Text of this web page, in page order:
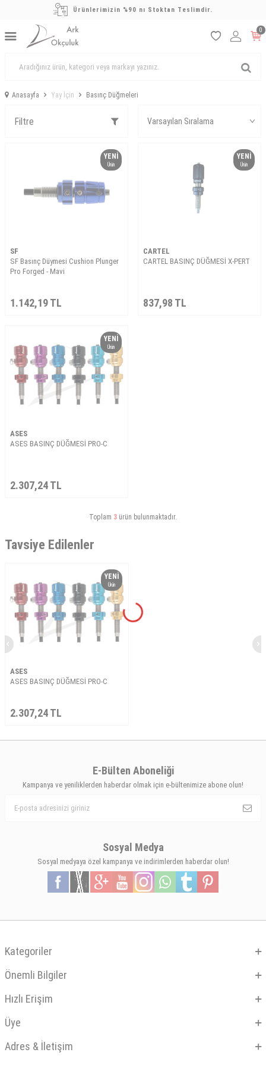
Ürünlerimizin %90 nı Stoktan Teslimdir.
0
Anasayfa Yay İçin Basınç Düğmeleri
Filtre
YENI
Ürün
SF
SF Basınç Düymesi Cushion Plunger
Pro Forged - Mavi
1.142,19TL
YENI
Ürün
CARTEL
CARTEL BASINÇ DÜĞMESİ X-PERT
837,98 TL
YENI
Ürün
ASES
ASES BASINÇ DÜĞMESİ PRO-C
2.307,24TL
Toplam 3 ürün bulunmaktadır.
Tavsiye Edilenler
YENI
Ürün
ASES
ASES BASINÇ DÜĞMESİ PRO-C
2.307,24TL
E-Bülten Aboneliği
Kampanya ve yeniliklerden haberdar olmak için e-bültenimize abone olun!
Sosyal Medya
Sosyal medyaya özel kampanya ve indirimlerden haberdar olun!
Kategoriler
Önemli Bilgiler
Hızlı Erişim
Üye
Adres & İletişim